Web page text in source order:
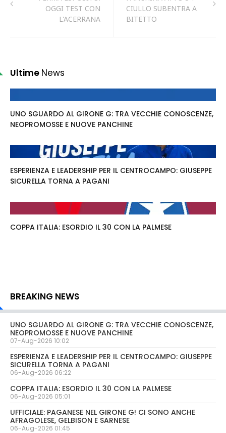
OGGI TEST CON
L'ACERRANA
CIULLO SUBENTRA A
BITETTO
Ultime News
UNO SGUARDO AL GIRONE G: TRA VECCHIE CONOSCENZE,
NEOPROMOSSE E NUOVE PANCHINE
ESPERIENZA E LEADERSHIP PER IL CENTROCAMPO: GIUSEPPE
SICURELLA TORNA A PAGANI
COPPA ITALIA: ESORDIO IL 30 CON LA PALMESE
BREAKING NEWS
UNO SGUARDO AL GIRONE G: TRA VECCHIE CONOSCENZE,
NEOPROMOSSE E NUOVE PANCHINE
07-Aug-2026 10:02
ESPERIENZA E LEADERSHIP PER IL CENTROCAMPO: GIUSEPPE
SICURELLA TORNA A PAGANI
06-Aug-2026 06:22
COPPA ITALIA: ESORDIO IL 30 CON LA PALMESE
06-Aug-2026 05:01
UFFICIALE: PAGANESE NEL GIRONE G! CI SONO ANCHE
AFRAGOLESE, GELBISON E SARNESE
06-Aug-2026 01:45